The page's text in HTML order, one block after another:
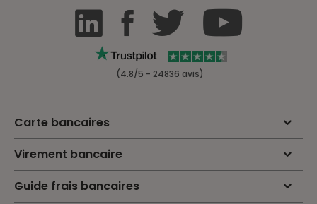
(4.8/5 - 24836 avis)
Carte bancaires
Virement bancaire
Guide frais bancaires